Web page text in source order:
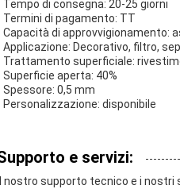
Tempo di consegna: 20-25 giorni
Termini di pagamento: TT
Capacità di approvvigionamento:
Applicazione: Decorativo, filtro,
Trattamento superficiale:
Superficie aperta: 40%
Spessore: 0,5 mm
Personalizzazione: disponibile
e servizi:
nostro supporto tecnico e i nostri